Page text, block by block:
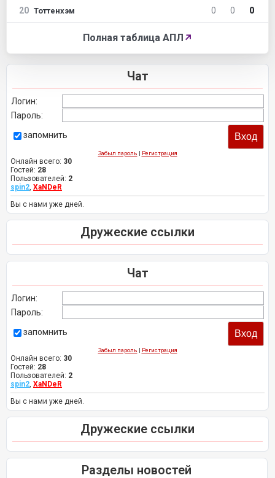
20 Тоттенхэм 0 0 0
Полная таблица АПЛ ↗
Чат
Логин:
Пароль:
запомнить
Забыл пароль | Регистрация
Онлайн всего: 30
Гостей: 28
Пользователей: 2
spin2, XaNDeR
Вы с нами уже дней.
Дружеские ссылки
Чат
Логин:
Пароль:
запомнить
Забыл пароль | Регистрация
Онлайн всего: 30
Гостей: 28
Пользователей: 2
spin2, XaNDeR
Вы с нами уже дней.
Дружеские ссылки
Разделы новостей